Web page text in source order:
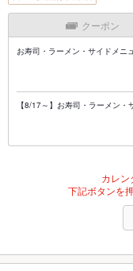
クーポン
お寿司・ラーメン・サイドメニ
【8/17～】お寿司・ラーメン
カレン
下記ボタンを